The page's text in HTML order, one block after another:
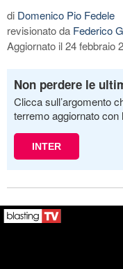
di Domenico Pio Fedele
revisionato da Federico
Aggiornato il 24 febbraio
Non perdere le
Clicca sull’argomento
terremo aggiornato
INTER